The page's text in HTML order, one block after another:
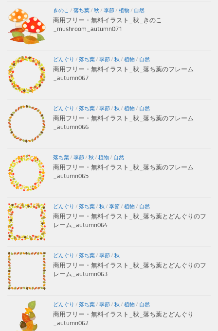
きのこ / 落ち葉/ 秋 / 季節/ 植物/ 自然
商用フリー・無料イラスト_秋_きのこ
_mushroom_autumn071
どんぐり / 落ち葉/ 季節/ 秋 / 植物/ 自然
商用フリー・無料イラスト_秋_落ち葉のフレーム
_autumn067
どんぐり / 落ち葉/ 季節/ 秋 / 植物/ 自然
商用フリー・無料イラスト_秋_落ち葉のフレーム
_autumn066
落ち葉/ 季節/ 秋 / 植物/ 自然
商用フリー・無料イラスト_秋_落ち葉のフレーム
_autumn065
どんぐり / 落ち葉/ 秋 / 季節/ 植物/ 自然
商用フリー・無料イラスト_秋_落ち葉とどんぐりのフ
レーム_autumn064
どんぐり / 落ち葉/ 季節/ 秋
商用フリー・無料イラスト_秋_落ち葉とどんぐりのフ
レーム_autumn063
どんぐり / 落ち葉/ 季節/ 秋 / 植物/ 自然
商用フリー・無料イラスト_秋_落ち葉とどんぐり
_autumn062